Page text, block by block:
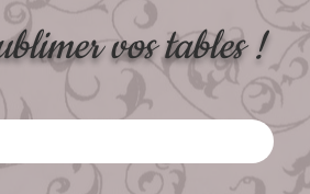
vos tables !